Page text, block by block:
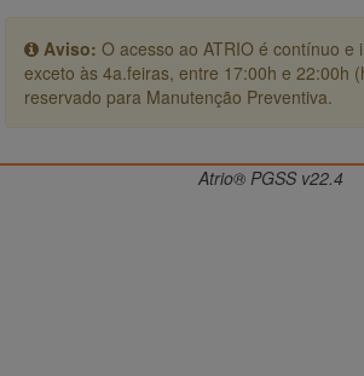
Aviso: O acesso ao ATRIO é contínuo e
exceto às 4a.feiras, entre 17:00h e 22:00h
reservado para Manutenção Preventiva.
Atrio® PGSS v22.4